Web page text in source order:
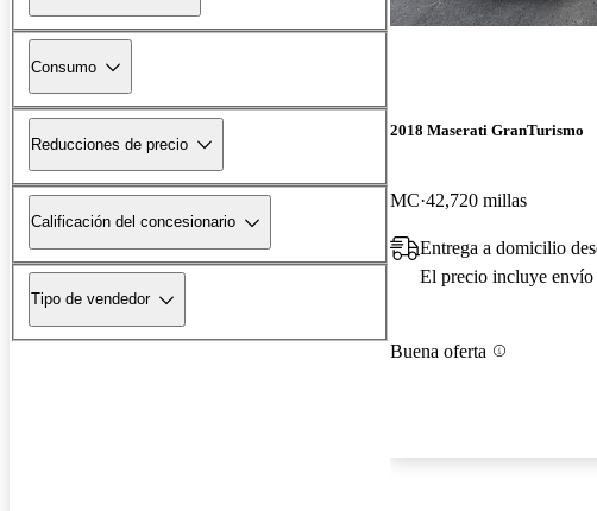
Consumo
Reducciones de precio
Calificación del concesionario
Tipo de vendedor
2018 Maserati GranTurismo
MC 42,720 millas
Entrega a domicilio
El precio incluye envío
Buena oferta